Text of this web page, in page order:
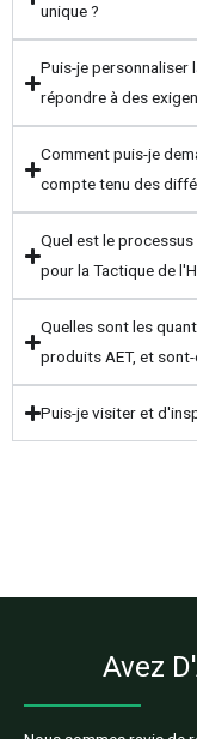
unique ?
Puis-je personnaliser
répondre à des
Comment puis-je
compte tenu des
Quel est le
pour la Tactique de
Quelles sont les
produits AET, et
Puis-je visiter et
Avez